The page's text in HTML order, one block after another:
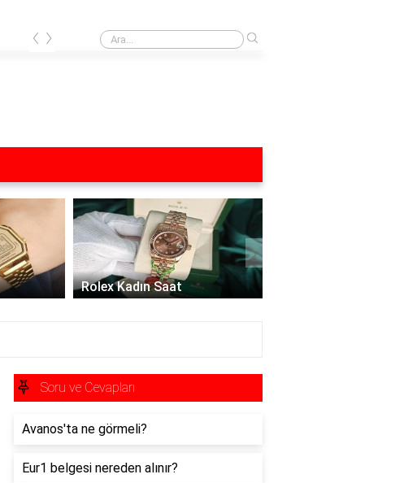
Uygulama Sınırları nasıl çalışır?
‹ ›
Kadın Saatleri: Zarafetin ve
Zamanın İncelikle Buluştuğu
Aksesuar
›
Soru ve Cevapları
Avanos'ta ne görmeli?
Eur1 belgesi nereden alınır?